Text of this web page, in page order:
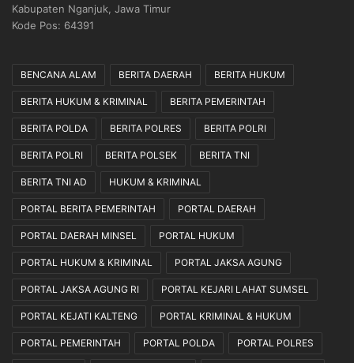
Kabupaten Nganjuk, Jawa Timur
Kode Pos: 64391
BENCANA ALAM BERITA DAERAH BERITA HUKUM
BERITA HUKUM & KRIMINAL BERITA PEMERINTAH
BERITA POLDA BERITA POLRES BERITA POLRI
BERITA POLRI BERITA POLSEK BERITA TNI
BERITA TNI AD HUKUM & KRIMINAL
PORTAL BERITA PEMERINTAH PORTAL DAERAH
PORTAL DAERAH MINSEL PORTAL HUKUM
PORTAL HUKUM & KRIMINAL PORTAL JAKSA AGUNG
PORTAL JAKSA AGUNG RI PORTAL KEJARI LAHAT SUMSEL
PORTAL KEJATI KALTENG PORTAL KRIMINAL & HUKUM
PORTAL PEMERINTAH PORTAL POLDA PORTAL POLRES